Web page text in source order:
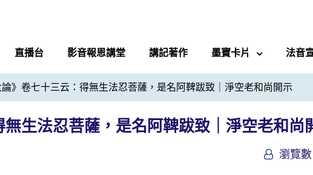
直播台 影音報恩講堂 講記著作 墨寶卡片 法音
論》卷七十三云：得無生法忍菩薩，是名阿鞞跋致｜淨空老和尚開示
無生法忍菩薩，是名阿鞞跋致｜淨空老和尚
瀏覽數